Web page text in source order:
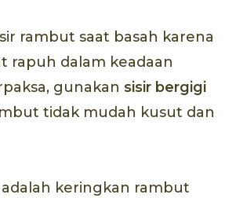
rambut saat basah karena
rapuh dalam keadaan
gunakan sisir bergigi
tidak mudah kusut dan
keringkan rambut